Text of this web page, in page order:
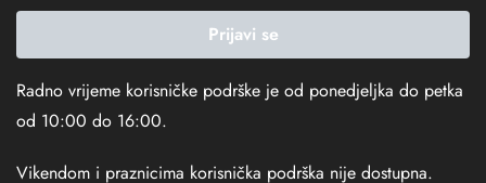
Prijavi se
Radno vrijeme korisničke podrške je od ponedjeljka do petka
od 10:00 do 16:00.
Vikendom i praznicima korisnička podrška nije dostupna.